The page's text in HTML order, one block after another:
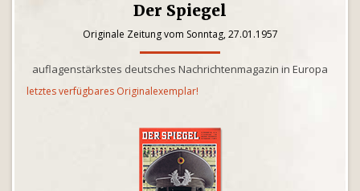
Der Spiegel
Originale Zeitung vom Sonntag, 27.01.1957
auflagenstärkstes deutsches Nachrichtenmagazin in Europa
letztes verfügbares Originalexemplar!